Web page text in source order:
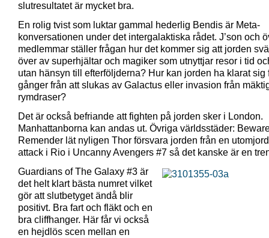
slutresultatet är mycket bra.
En rolig tvist som luktar gammal hederlig Bendis är Meta-
konversationen under det intergalaktiska rådet. J’son och
medlemmar ställer frågan hur det kommer sig att jorden
över av superhjältar och magiker som utnyttjar resor i tid
utan hänsyn till efterföljderna? Hur kan jorden ha klarat sig
gånger från att slukas av Galactus eller invasion från
rymdraser?
Det är också befriande att fighten på jorden sker i London.
Manhattanborna kan andas ut. Övriga världsstäder:
Remender lät nyligen Thor försvara jorden från en
attack i Rio i Uncanny Avengers #7 så det kanske är en
Guardians of The Galaxy #3 är
det helt klart bästa numret vilket
gör att slutbetyget ändå blir
positivt. Bra fart och fläkt och en
bra cliffhanger. Här får vi också
en hejdlös scen mellan en